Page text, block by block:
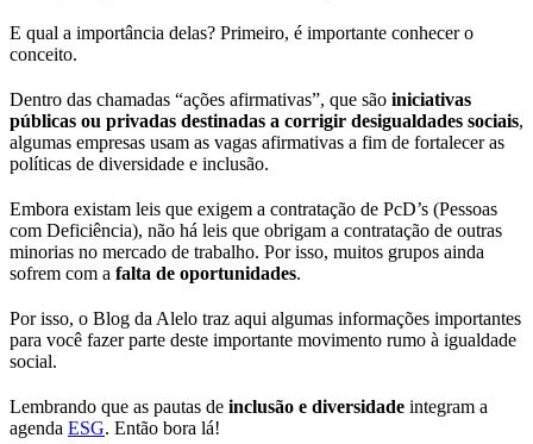
E qual a importância delas? Primeiro, é importante conhecer o
conceito.
Dentro das chamadas “ações afirmativas”, que são iniciativas
públicas ou privadas destinadas a corrigir desigualdades sociais,
algumas empresas usam as vagas afirmativas a fim de fortalecer as
políticas de diversidade e inclusão.
Embora existam leis que exigem a contratação de PcD’s (Pessoas
com Deficiência), não há leis que obrigam a contratação de outras
minorias no mercado de trabalho. Por isso, muitos grupos ainda
sofrem com a falta de oportunidades.
Por isso, o Blog da Alelo traz aqui algumas informações importantes
para você fazer parte deste importante movimento rumo à igualdade
social.
Lembrando que as pautas de inclusão e diversidade integram a
agenda ESG. Então bora lá!